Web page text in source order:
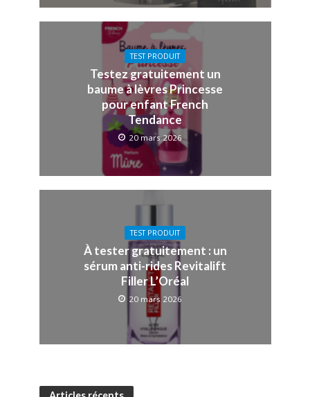
TEST PRODUIT
Testez gratuitement un
baume à lèvres Princesse
pour enfant French
Tendance
20 mars 2026
TEST PRODUIT
À tester gratuitement : un
sérum anti-rides Revitalift
Filler L’Oréal
20 mars 2026